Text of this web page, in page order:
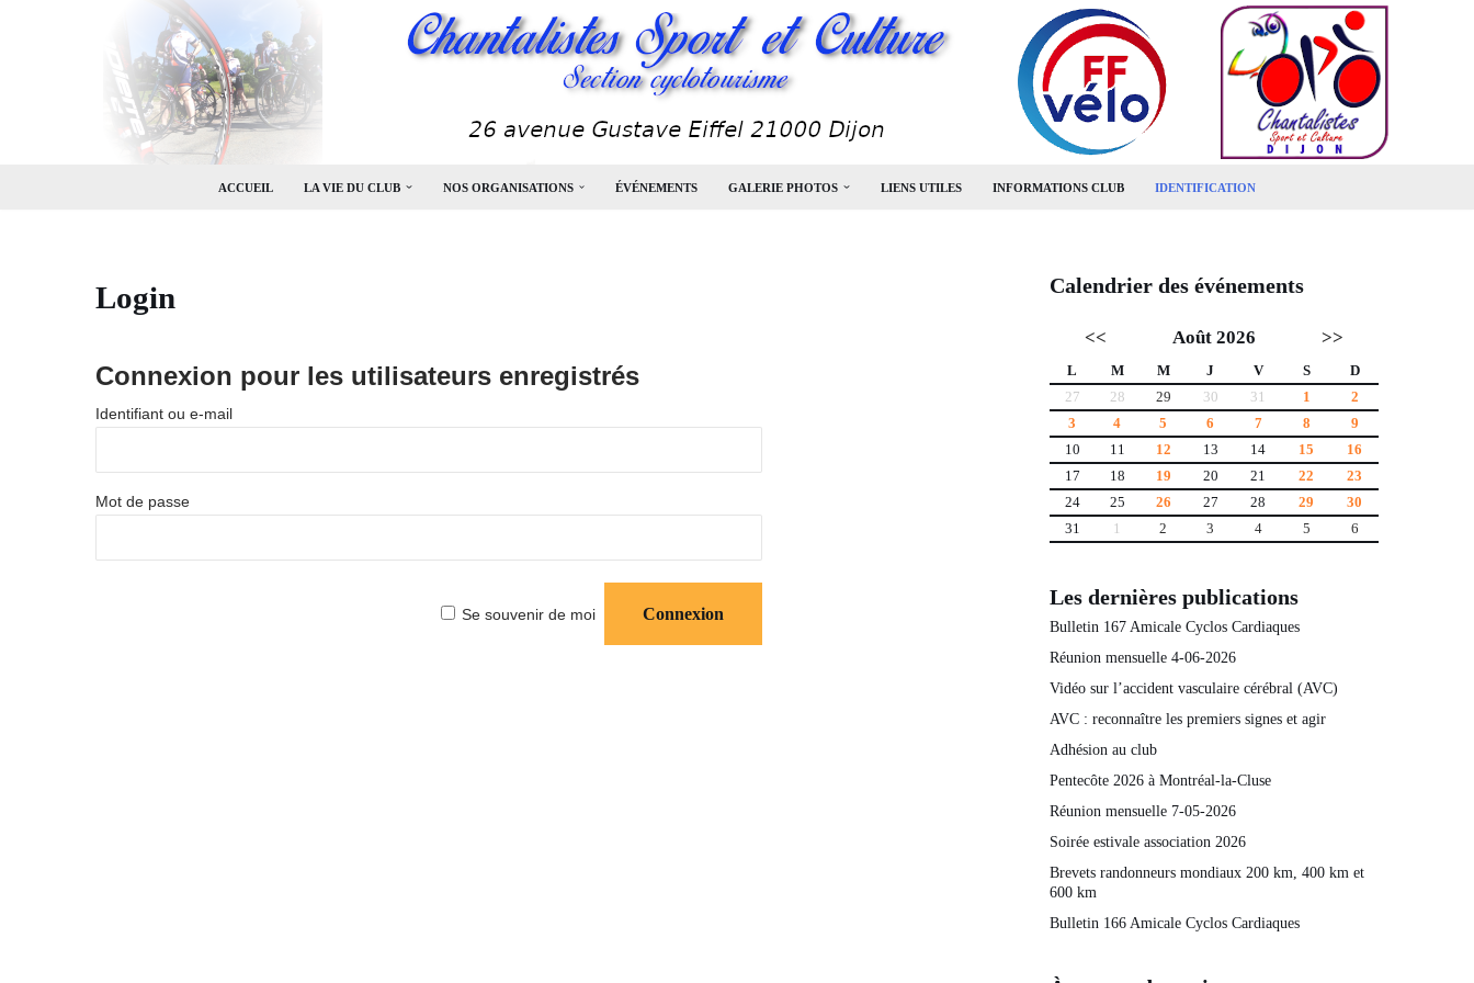
ACCUEIL LA VIE DU CLUB NOS ORGANISATIONS ÉVÉNEMENTS GALERIE PHOTOS LIENS UTILES INFORMATIONS CLUB IDENTIFICATION
Login
Connexion pour les utilisateurs enregistrés
Identifiant ou e-mail
Mot de passe
Se souvenir de moi
Calendrier des événements
<< Août 2026 >>
L M M J V S
D
27
28 29 30 31 1
2
3
4 5 6 7 8
9
10
11 12 13 14 15
16
17
18 19 20 21 22
23
24
25 26 27 28 29
30
31
1 2 3 4 5 6
Les dernières publications
Bulletin 167 Amicale Cyclos Cardiaques
Réunion mensuelle 4-06-2026
Vidéo sur l’accident vasculaire cérébral (AVC)
AVC : reconnaître les premiers signes et agir
Adhésion au club
Pentecôte 2026 à Montréal-la-Cluse
Réunion mensuelle 7-05-2026
Soirée estivale association 2026
Brevets randonneurs mondiaux 200 km, 400 km et
600 km
Bulletin 166 Amicale Cyclos Cardiaques